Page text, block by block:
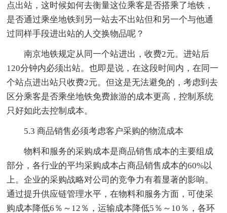
点出站，这时候如何去衡量这位乘客是否搭乘了地铁，
是否通过乘坐地铁到另一站去不出站但和另一个与他通
过同样手段进出站的人交换物品呢？
南京地铁规定从同一个站进出，收费2元。进站后
120分钟内必须出站。也即是说，在这段时间内，在同一
个站点进出站只收费2元。但这是无法避免的，考虑到去
区分乘客是否乘坐地铁免费旅游的成本更高，控制系统
只好如此去控制成本。
5.3 商品销售必须考虑客户采购的物流成本
物料和服务的采购成本是商品销售成本的主要组成
部分，各行业的平均采购成本占商品销售成本的60%以
上。企业的采购战略对公司的竞争力有着显著的影响。
通过提升供应链管理水平，在物料和服务方面，可使采
购成本降低6％～12％，运输成本降低5％～10％，各环